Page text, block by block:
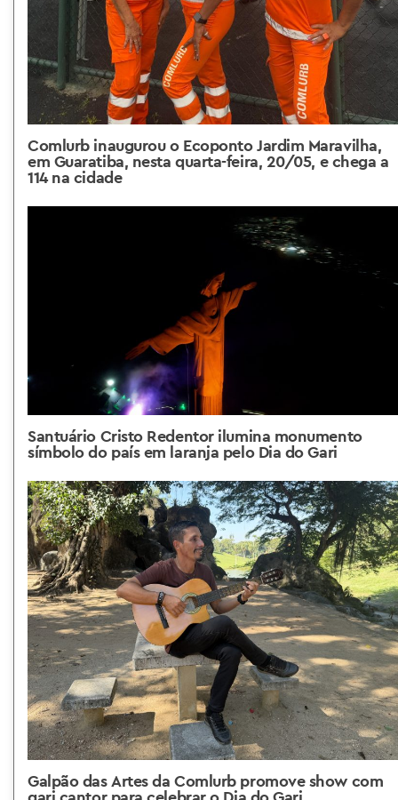
Comlurb inaugurou o Ecoponto Jardim Maravilha,
em Guaratiba, nesta quarta-feira, 20/05, e chega a
114 na cidade
Santuário Cristo Redentor ilumina monumento
símbolo do país em laranja pelo Dia do Gari
Galpão das Artes da Comlurb promove show com